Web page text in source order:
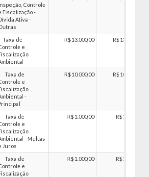
Controle
Fiscalização -
Ativa -
Taxa de
e
R$ 13.000,00 R$ 13.000,00
Taxa de
e
-
R$ 10.000,00 R$ 10.000,00
Taxa de
e
- Multas
Juros
R$ 1.000,00 R$ 1.000,00
Taxa de
e
R$ 1.000,00 R$ 1.000,00